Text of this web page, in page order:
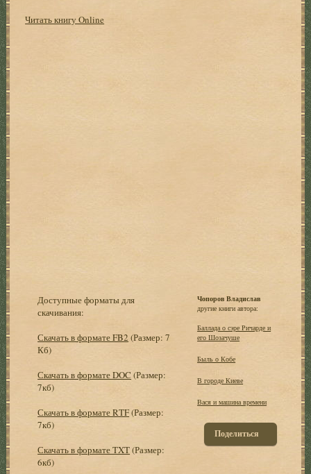
Читать книгу Online
Доступные форматы для
скачивания:
Скачать в формате FB2 (Размер: 7
Кб)
Скачать в формате DOC (Размер:
7кб)
Скачать в формате RTF(Размер:
7кб)
Скачать в формате TXT(Размер:
6кб)
Чопоров Владислав
другие книги автора:
Баллада о сэре Ричарде и
его Шозачуше
Быль о Кобе
В городе Киеве
Вася и машина времени
Поделиться